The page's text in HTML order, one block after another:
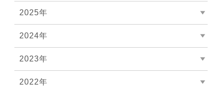
2025年
2024年
2023年
2022年